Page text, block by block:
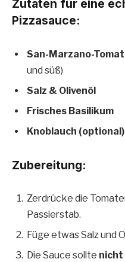
Zutaten für eine
Pizzasauce:
San-Marzano-
und süß)
Salz & Olivenöl
Frisches Basilikum
Knoblauch (optional)
Zubereitung:
Zerdrücke die
Passierstab.
Füge etwas Salz und
Die Sauce sollte nicht